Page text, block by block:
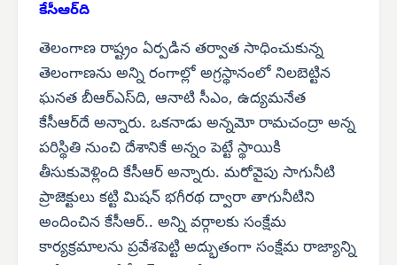
కేసీఆర్‌ది
తెలంగాణ రాష్ట్రం ఏర్పడిన తర్వాత సాధించుకున్న
తెలంగాణను అన్ని రంగాల్లో అగ్రస్థానంలో నిలబెట్టిన
ఘనత బీఆర్‌ఎస్‌ది, ఆనాటి సీఎం, ఉద్యమనేత
కేసీఆర్‌దే అన్నారు. ఒకనాడు అన్నమో రామచంద్రా అన్న
పరిస్థితి నుంచి దేశానికే అన్నం పెట్టే స్థాయికి
తీసుకువెళ్లింది కేసీఆర్ అన్నారు. మరోవైపు సాగునీటి
ప్రాజెక్టులు కట్టి మిషన్ భగీరథ ద్వారా తాగునీటిని
అందించిన కేసీఆర్.. అన్ని వర్గాలకు సంక్షేమ
కార్యక్రమాలను ప్రవేశపెట్టి అద్భుతంగా సంక్షేమ రాజ్యాన్ని